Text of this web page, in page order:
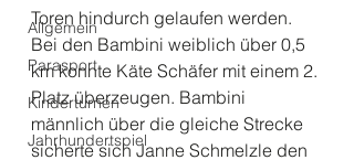
Allgemein
Parasport
Kinderturnen
Jahrhundertspiel
Toren hindurch gelaufen werden.
Bei den Bambini weiblich über 0,5
km konnte Käte Schäfer mit einem 2.
Platz überzeugen. Bambini
männlich über die gleiche Strecke
sicherte sich Janne Schmelzle den